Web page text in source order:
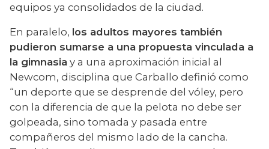
equipos ya consolidados de la ciudad.
En paralelo, los adultos mayores también
pudieron sumarse a una propuesta vinculada a
la gimnasia y a una aproximación inicial al
Newcom, disciplina que Carballo definió como
“un deporte que se desprende del vóley, pero
con la diferencia de que la pelota no debe ser
golpeada, sino tomada y pasada entre
compañeros del mismo lado de la cancha.